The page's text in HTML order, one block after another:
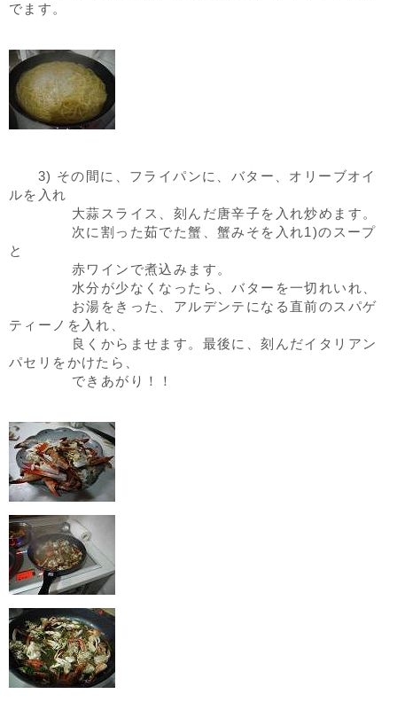
でます。
3) その間に、フライパンに、バター、オリーブオイ
ルを入れ
大蒜スライス、刻んだ唐辛子を入れ炒めます。
次に割った茹でた蟹、蟹みそを入れ1)のスープ
と
赤ワインで煮込みます。
水分が少なくなったら、バターを一切れいれ、
お湯をきった、アルデンテになる直前のスパゲ
ティーノを入れ、
良くからませます。最後に、刻んだイタリアン
パセリをかけたら、
できあがり！！